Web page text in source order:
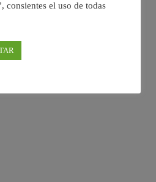
consientes el uso de todas